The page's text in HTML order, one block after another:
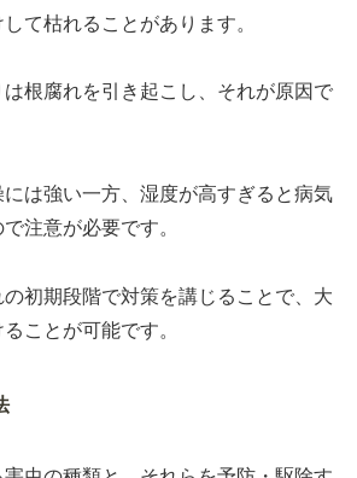
て枯れることがあります。
根腐れを引き起こし、それが原因で
は強い一方、湿度が高すぎると病気
注意が必要です。
初期段階で対策を講じることで、大
ことが可能です。